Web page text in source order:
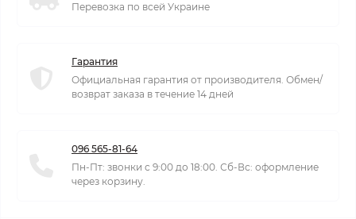
Перевозка по всей Украине
Гарантия
Официальная гарантия от производителя. Обмен/
возврат заказа в течение 14 дней
096 565-81-64
Пн-Пт: звонки с 9:00 до 18:00. Сб-Вс: оформление
через корзину.